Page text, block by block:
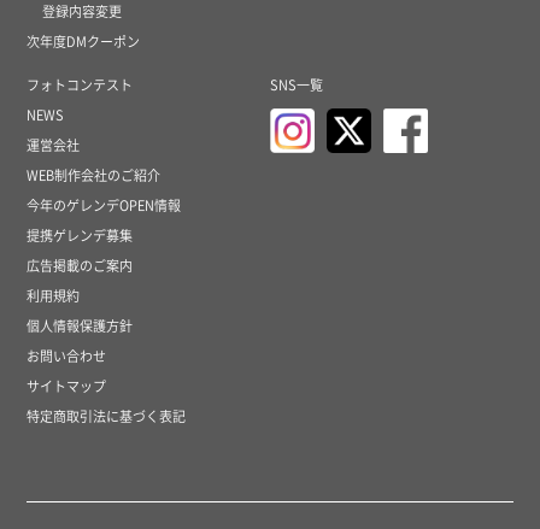
登録内容変更
次年度DMクーポン
フォトコンテスト
NEWS
運営会社
WEB制作会社のご紹介
今年のゲレンデOPEN情報
提携ゲレンデ募集
広告掲載のご案内
利用規約
個人情報保護方針
お問い合わせ
サイトマップ
特定商取引法に基づく表記
SNS一覧